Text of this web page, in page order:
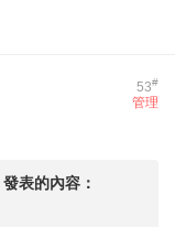
53#
管理
發表的內容：